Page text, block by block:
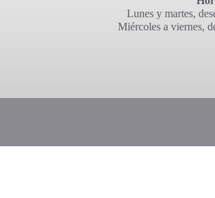
Lunes y martes,
Miércoles a viernes,